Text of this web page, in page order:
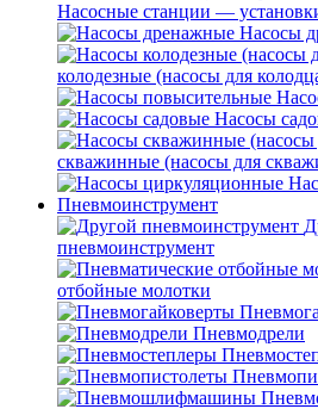
Насосные станции —
Насосы
колодезные (насосы для
Насосы
скважинные (насосы для
Пневмоинструмент
пневмоинструмент
отбойные молотки
Пневмодрели